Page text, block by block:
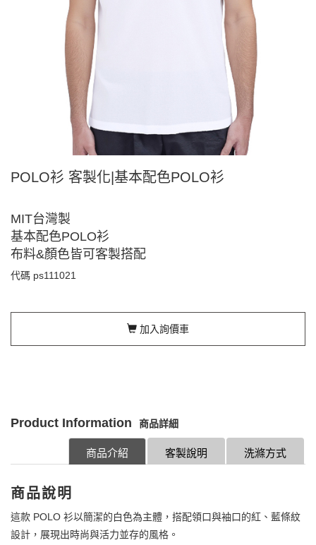
POLO衫 客製化|基本配色POLO衫
MIT台灣製
基本配色POLO衫
布料&顏色皆可客製搭配
代碼 ps111021
加入詢價車
Product Information 商品詳細
洗滌方式
客製說明
商品介紹
商品說明
這款 POLO 衫以簡潔的白色為主體，搭配領口與袖口的紅、藍條紋
設計，展現出時尚與活力並存的風格。